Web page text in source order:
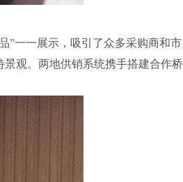
一一展示，吸引了众多采购商和市
观。两地供销系统携手搭建合作桥